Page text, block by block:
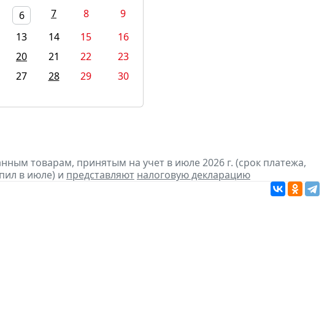
6 7 8
9
13 14 15
16
20 21 22
23
27 28 29
30
товарам, принятым на учет в июле 2026 г. (срок платежа,
в июле) и представляют налоговую декларацию